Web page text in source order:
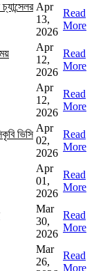
Apr
13,
2026
Read
More
Apr
12,
2026
Read
More
Apr
12,
2026
Read
More
ভিসি
Apr
02,
2026
Read
More
Apr
01,
2026
Read
More
Mar
30,
2026
Read
More
Mar
26,
Read
More